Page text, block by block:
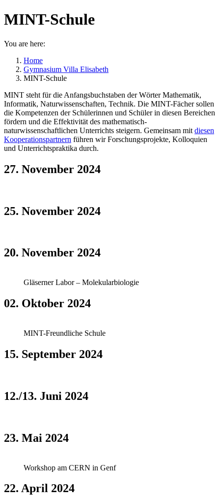
MINT-Schule
You are here:
Home
Gymnasium Villa Elisabeth
MINT-Schule
MINT steht für die Anfangsbuchstaben der Wörter Mathematik,
Informatik, Naturwissenschaften, Technik. Die MINT-Fächer sollen
die Kompetenzen der Schülerinnen und Schüler in diesen Bereichen
fördern und die Effektivität des mathematisch-
naturwissenschaftlichen Unterrichts steigern. Gemeinsam mit diesen
Kooperationspartnern führen wir Forschungsprojekte, Kolloquien
und Unterrichtspraktika durch.
27. November 2024
25. November 2024
20. November 2024
Gläserner Labor – Molekularbiologie
02. Oktober 2024
MINT-Freundliche Schule
15. September 2024
12./13. Juni 2024
23. Mai 2024
Workshop am CERN in Genf
22. April 2024